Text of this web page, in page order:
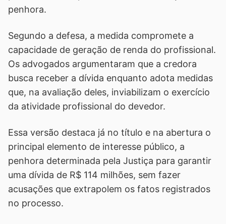
penhora.
Segundo a defesa, a medida compromete a
capacidade de geração de renda do profissional.
Os advogados argumentaram que a credora
busca receber a dívida enquanto adota medidas
que, na avaliação deles, inviabilizam o exercício
da atividade profissional do devedor.
Essa versão destaca já no título e na abertura o
principal elemento de interesse público, a
penhora determinada pela Justiça para garantir
uma dívida de R$ 114 milhões, sem fazer
acusações que extrapolem os fatos registrados
no processo.